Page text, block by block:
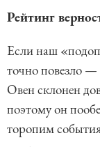
Рейтинг
Если наш
точно повезло —
Овен склонен
поэтому он
торопим